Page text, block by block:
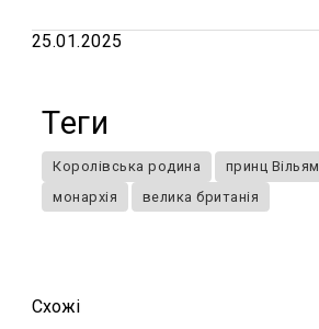
25.01.2025
Теги
Королівська родина принц Вільям
монархія
велика британія
Схожi